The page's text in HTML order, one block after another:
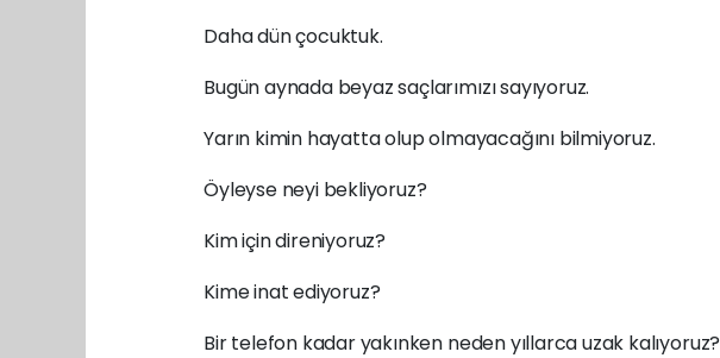
Daha dün çocuktuk.
Bugün aynada beyaz saçlarımızı sayıyoruz.
Yarın kimin hayatta olup olmayacağını bilmiyoruz.
Öyleyse neyi bekliyoruz?
Kim için direniyoruz?
Kime inat ediyoruz?
Bir telefon kadar yakınken neden yıllarca uzak kalıyoruz?